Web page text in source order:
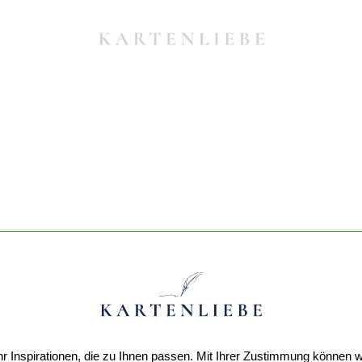
Inspirationen, die zu Ihnen passen. Mit Ihrer Zustimmung können